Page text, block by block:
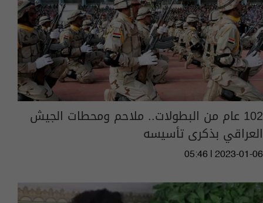
102 عام من البطولات.. ملاحم ومحطات الجيش
العراقي بذكرى تأسيسه
05:46 | 2023-01-06